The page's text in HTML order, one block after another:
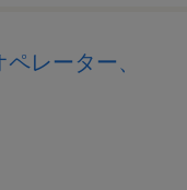
レーター、